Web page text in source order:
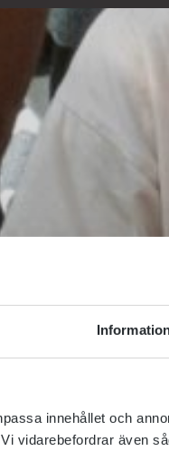
innehållet och
vidarebefordrar även